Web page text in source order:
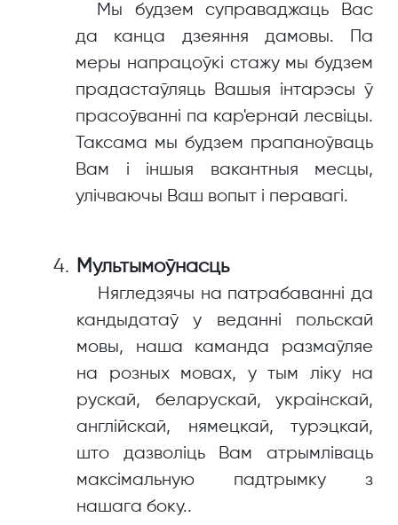
Мы будзем суправаджаць Вас
да канца дзеяння дамовы. Па
меры напрацоўкі стажу мы будзем
прадастаўляць Вашыя інтарэсы ў
прасоўванні па кар'ернай лесвіцы.
Таксама мы будзем прапаноўваць
Вам і іншыя вакантныя месцы,
улічваючы Ваш вопыт і перавагі.
Мультымоўнасць
Нягледзячы на патрабаванні да
кандыдатаў у веданні польскай
мовы, наша каманда размаўляе
на розных мовах, у тым ліку на
рускай, беларускай, украінскай,
англійскай, нямецкай, турэцкай,
што дазволіць Вам атрымліваць
максімальную падтрымку з
нашага боку..